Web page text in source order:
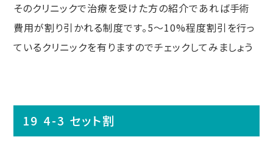
そのクリニックで治療を受けた方の紹介であれば手術
費用が割り引かれる制度です。5〜10%程度割引を行っ
ているクリニックを有りますのでチェックしてみましょう
4-3 セット割